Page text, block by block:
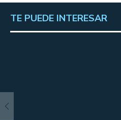
TE PUEDE INTERESAR